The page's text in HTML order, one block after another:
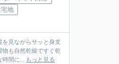
宅地
見ながらサッと身支
物も自然乾燥ですぐ乾
時間に... もっと見る